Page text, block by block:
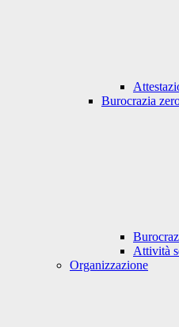
Burocrazia
Attività
Organizzazione